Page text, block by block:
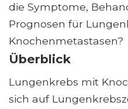
die Symptome,
Prognosen für
Knochenmetastasen?
Überblick
Lungenkrebs mit
sich auf